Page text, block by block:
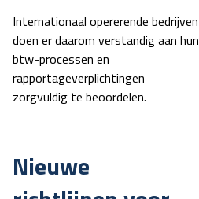
Internationaal opererende bedrijven
doen er daarom verstandig aan hun
btw-processen en
rapportageverplichtingen
zorgvuldig te beoordelen.
Nieuwe